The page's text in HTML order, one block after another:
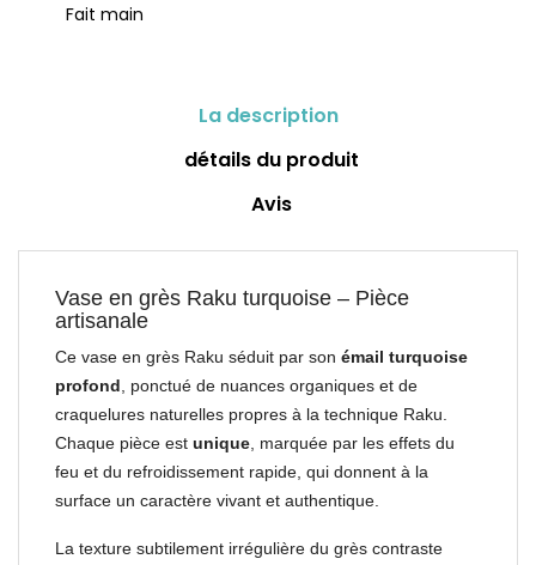
Fait main
La description
détails du produit
Avis
Vase en grès Raku turquoise – Pièce
artisanale
Ce vase en grès Raku séduit par son émail turquoise
profond , ponctué de nuances organiques et de
craquelures naturelles propres à la technique Raku.
Chaque pièce est unique , marquée par les effets du
feu et du refroidissement rapide, qui donnent à la
surface un caractère vivant et authentique.
La texture subtilement irrégulière du grès contraste